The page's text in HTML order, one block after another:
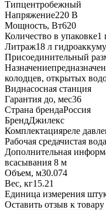
Типцентробежный
Напряжение220 В
Мощность, Вт620
Количество в упаковке1
Литраж18 л
Присоединительный
Назначение
колодцев, открытых
Виднасосная станция
Гарантия до, мес36
Страна брендаРоссия
БрендДжилекс
Комплектацияреле
Рабочая средачистая вода
Дополнительная
всасывания 8 м
Объем, м30.074
Вес, кг15.21
Единица измерения
Оставить отзыв к товару